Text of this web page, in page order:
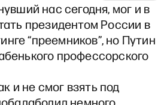
нас сегодня, мог и в
президентом России в
“преемников”, но Путин
профессорского
и не смог взять под